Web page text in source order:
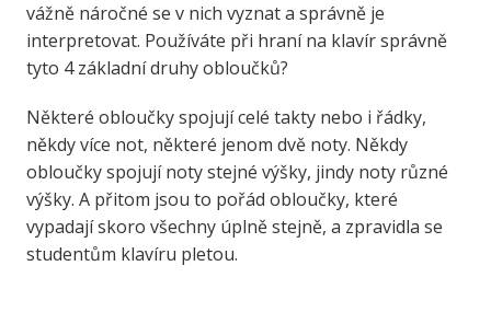
vážně náročné se v nich vyznat a správně je
interpretovat. Používáte při hraní na klavír správně
tyto 4 základní druhy obloučků?
Některé obloučky spojují celé takty nebo i řádky,
někdy více not, některé jenom dvě noty. Někdy
obloučky spojují noty stejné výšky, jindy noty různé
výšky. A přitom jsou to pořád obloučky, které
vypadají skoro všechny úplně stejně, a zpravidla se
studentům klavíru pletou.